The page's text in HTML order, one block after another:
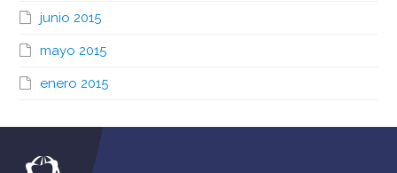
junio 2015
mayo 2015
enero 2015